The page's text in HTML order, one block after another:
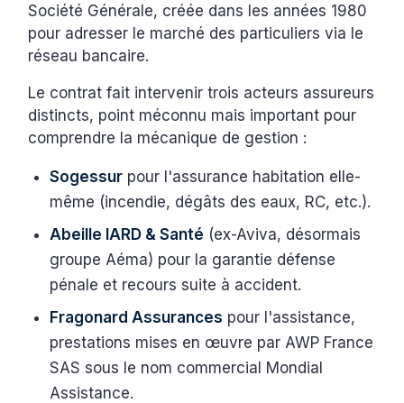
Société Générale, créée dans les années 1980
pour adresser le marché des particuliers via le
réseau bancaire.
Le contrat fait intervenir trois acteurs assureurs
distincts, point méconnu mais important pour
comprendre la mécanique de gestion :
Sogessur pour l'assurance habitation elle-
même (incendie, dégâts des eaux, RC, etc.).
Abeille IARD & Santé (ex-Aviva, désormais
groupe Aéma) pour la garantie défense
pénale et recours suite à accident.
Fragonard Assurances pour l'assistance,
prestations mises en œuvre par AWP France
SAS sous le nom commercial Mondial
Assistance.